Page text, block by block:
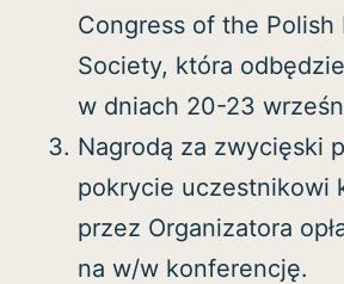
Congress of the Polish
Society, która
w dniach 20-23
Nagrodą za zwycięski
pokrycie uczestnikowi
przez Organizatora
na w/w konferencję.